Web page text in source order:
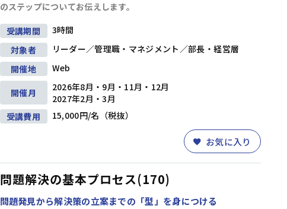
のステップについてお伝えします。
受講期間
3時間
対象者
リーダー／管理職・マネジメント／部長・経営層
開催地
Web
開催月
2026年8月・9月・11月・12月
2027年2月・3月
受講費用
15,000円/名（税抜）
お気に入り
問題解決の基本プロセス(170)
問題発見から解決策の立案までの「型」を身につける